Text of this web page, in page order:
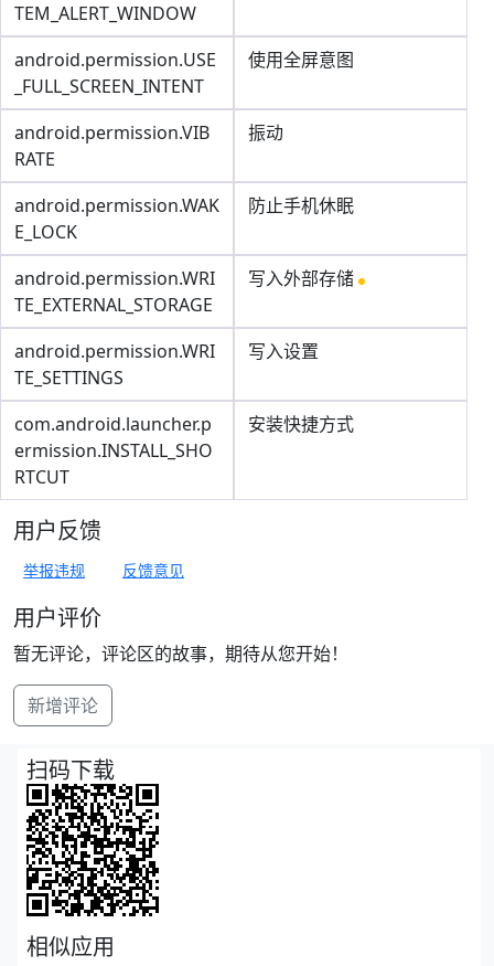
TEM_ALERT_WINDOW
android.permission.USE
_FULL_SCREEN_INTENT
使用全屏意图
android.permission.VIB
RATE
振动
android.permission.WAK
E_LOCK
防止手机休眠
android.permission.WRI
TE_EXTERNAL_STORAGE
写入外部存储
android.permission.WRI
TE_SETTINGS
写入设置
com.android.launcher.p
ermission.INSTALL_SHO
RTCUT
安装快捷方式
用户反馈
举报违规 反馈意见
用户评价
暂无评论，评论区的故事，期待从您开始！
新增评论
扫码下载
相似应用